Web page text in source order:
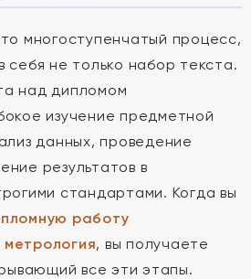
многоступенчатый процесс,
себя не только набор текста.
над дипломом
изучение предметной
данных, проведение
результатов в
стандартами. Когда вы
работу
, вы получаете
все эти этапы.